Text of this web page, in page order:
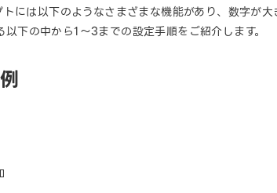
には以下のようなさまざまな機能があり、数字が
下の中から1～3までの設定手順をご紹介します。